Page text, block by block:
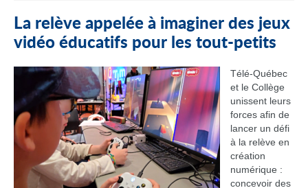
La relève appelée à imaginer des jeux
vidéo éducatifs pour les tout-petits
Télé-Québec
et le Collège
unissent leurs
forces afin de
lancer un défi
à la relève en
création
numérique :
concevoir des